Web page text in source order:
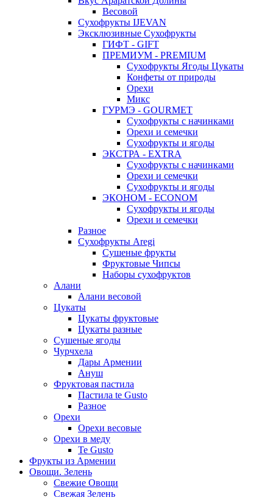
Весовой
Сухофрукты IJEVAN
Эксклюзивные Сухофрукты
ГИФТ - GIFT
ПРЕМИУМ - PREMIUM
Сухофрукты Ягоды Цукаты
Конфеты от природы
Орехи
Микс
ГУРМЭ - GOURMET
Сухофрукты с начинками
Орехи и семечки
Сухофрукты и ягоды
ЭКСТРА - EXTRA
Сухофрукты с начинками
Орехи и семечки
Сухофрукты и ягоды
ЭКОНОМ - ECONOM
Сухофрукты и ягоды
Орехи и семечки
Разное
Сухофрукты Aregi
Сушеные фрукты
Фруктовые Чипсы
Наборы сухофруктов
Алани
Алани весовой
Цукаты
Цукаты фруктовые
Цукаты разные
Сушеные ягоды
Чурчхела
Дары Армении
Ануш
Фруктовая пастила
Пастила te Gusto
Разное
Орехи
Орехи весовые
Орехи в меду
Te Gusto
Фрукты из Армении
Овощи. Зелень
Свежие Овощи
Свежая Зелень